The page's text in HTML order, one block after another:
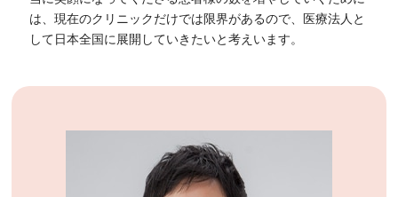
は、現在のクリニックだけでは限界があるので、医療法人と
して日本全国に展開していきたいと考えいます。